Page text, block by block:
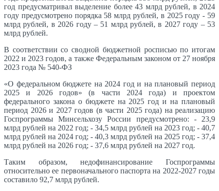
год предусматривал выделение более 43 млрд рублей, в 2024
году предусмотрено порядка 58 млрд рублей, в 2025 году - 59
млрд рублей, в 2026 году – 51 млрд рублей, в 2027 году – 53
млрд рублей.
В соответствии со сводной бюджетной росписью по итогам
2022 и 2023 годов, а также Федеральным законом от 27 ноября
2023 года № 540-ФЗ
«О федеральном бюджете на 2024 год и на плановый период
2025 и 2026 годов» (в части 2024 года) и проектом
федерального закона о бюджете на 2025 год и на плановый
период 2026 и 2027 годов (в части 2025 года) на реализацию
Госпрограммы Минсельхозу России предусмотрено: - 23,9
млрд рублей на 2022 год; - 34,5 млрд рублей на 2023 год; - 40,7
млрд рублей на 2024 год; - 40,3 млрд рублей на 2025 год; - 37,4
млрд рублей на 2026 год; - 37,6 млрд рублей на 2027 год.
Таким образом, недофинансирование Госпрограммы
относительно ее первоначального паспорта на 2022-2027 годы
составило 92,7 млрд рублей.